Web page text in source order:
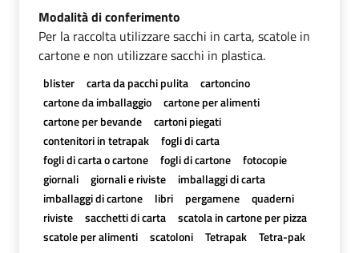
Modalità di conferimento
Per la raccolta utilizzare sacchi in carta, scatole in
cartone e non utilizzare sacchi in plastica.
blister carta da pacchi pulita
cartoncino
cartone da imballaggio
cartone per alimenti
cartone per bevande
cartoni piegati
contenitori in tetrapak
fogli di carta
fogli di carta o cartone
fogli di cartone
fotocopie
giornali
giornali e riviste
imballaggi di carta
imballaggi di cartone
libri pergamene
quaderni
riviste
sacchetti di carta
scatola in cartone per pizza
scatole per alimenti
scatoloni Tetrapak Tetra-pak